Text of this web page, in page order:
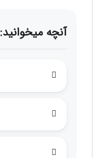
آنچه میخوانید: